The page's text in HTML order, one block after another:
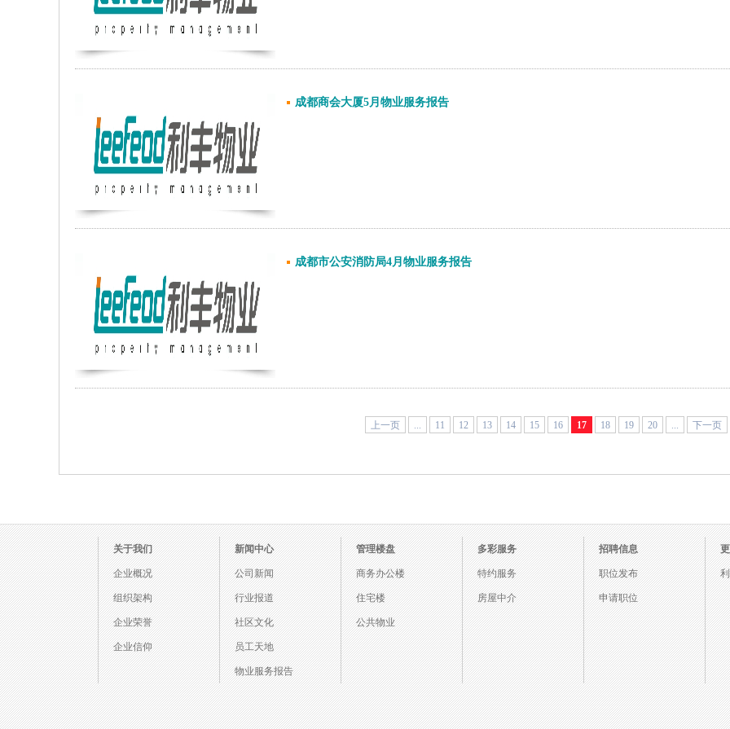
成都商会大厦5月物业服务报告
成都市公安消防局4月物业服务报告
上一页 ... 11 12 13 14 15 16 17 18 19 20 ... 下一页
关于我们
企业概况
组织架构
企业荣誉
企业信仰
新闻中心
公司新闻
行业报道
社区文化
员工天地
物业服务报告
管理楼盘
商务办公楼
住宅楼
公共物业
多彩服务
特约服务
房屋中介
招聘信息
职位发布
申请职位